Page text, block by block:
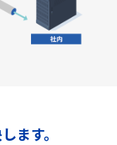
ます。